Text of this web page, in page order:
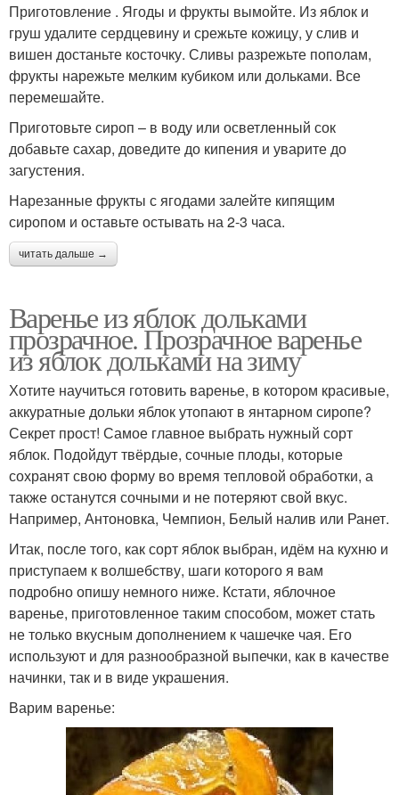
Приготовление . Ягоды и фрукты вымойте. Из яблок и
груш удалите сердцевину и срежьте кожицу, у слив и
вишен достаньте косточку. Сливы разрежьте пополам,
фрукты нарежьте мелким кубиком или дольками. Все
перемешайте.
Приготовьте сироп – в воду или осветленный сок
добавьте сахар, доведите до кипения и уварите до
загустения.
Нарезанные фрукты с ягодами залейте кипящим
сиропом и оставьте остывать на 2-3 часа.
читать дальше →
Варенье из яблок дольками
прозрачное. Прозрачное варенье
из яблок дольками на зиму
Хотите научиться готовить варенье, в котором красивые,
аккуратные дольки яблок утопают в янтарном сиропе?
Секрет прост! Самое главное выбрать нужный сорт
яблок. Подойдут твёрдые, сочные плоды, которые
сохранят свою форму во время тепловой обработки, а
также останутся сочными и не потеряют свой вкус.
Например, Антоновка, Чемпион, Белый налив или Ранет.
Итак, после того, как сорт яблок выбран, идём на кухню и
приступаем к волшебству, шаги которого я вам
подробно опишу немного ниже. Кстати, яблочное
варенье, приготовленное таким способом, может стать
не только вкусным дополнением к чашечке чая. Его
используют и для разнообразной выпечки, как в качестве
начинки, так и в виде украшения.
Варим варенье: